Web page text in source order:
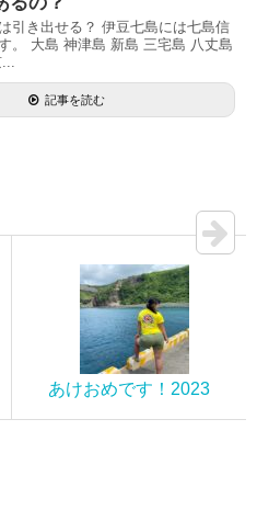
引き出せる？ 伊豆七島には七島信
。 大島 神津島 新島 三宅島 八丈島
記事を読む
あけおめです！2023